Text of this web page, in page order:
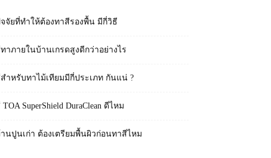
จัยที่ทำให้ต้องทาสีรองพื้น มีกี่วิธี
าภายในบ้านเกรดสูงดีกว่าอย่างไร
ำหรับทาไม้เทียมมีกี่ประเภท กันแน่ ?
TOA SuperShield DuraClean ดีไหม
นปูนเก่า ต้องเตรียมพื้นผิวก่อนทาสีไหม